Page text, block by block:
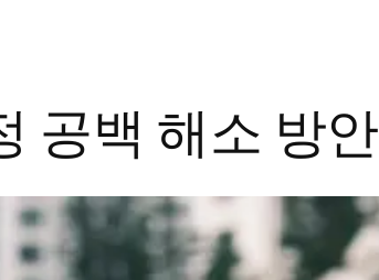
공백 해소 방안